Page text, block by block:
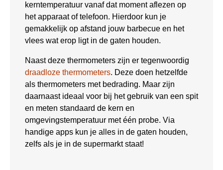
kerntemperatuur vanaf dat moment aflezen op
het apparaat of telefoon. Hierdoor kun je
gemakkelijk op afstand jouw barbecue en het
vlees wat erop ligt in de gaten houden.
Naast deze thermometers zijn er tegenwoordig
draadloze thermometers. Deze doen hetzelfde
als thermometers met bedrading. Maar zijn
daarnaast ideaal voor bij het gebruik van een spit
en meten standaard de kern en
omgevingstemperatuur met één probe. Via
handige apps kun je alles in de gaten houden,
zelfs als je in de supermarkt staat!